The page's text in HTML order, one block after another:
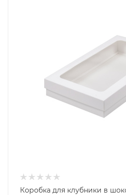
Коробка для клубники в